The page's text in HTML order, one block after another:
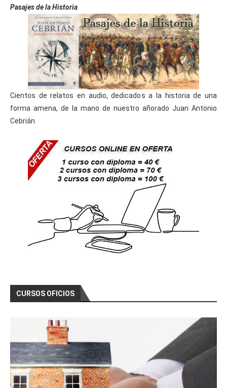
Pasajes de la Historia
Cientos de relatos en audio, dedicados a la historia de una
forma amena, de la mano de nuestro añorado Juan Antonio
Cebrián
CURSOS OFICIOS